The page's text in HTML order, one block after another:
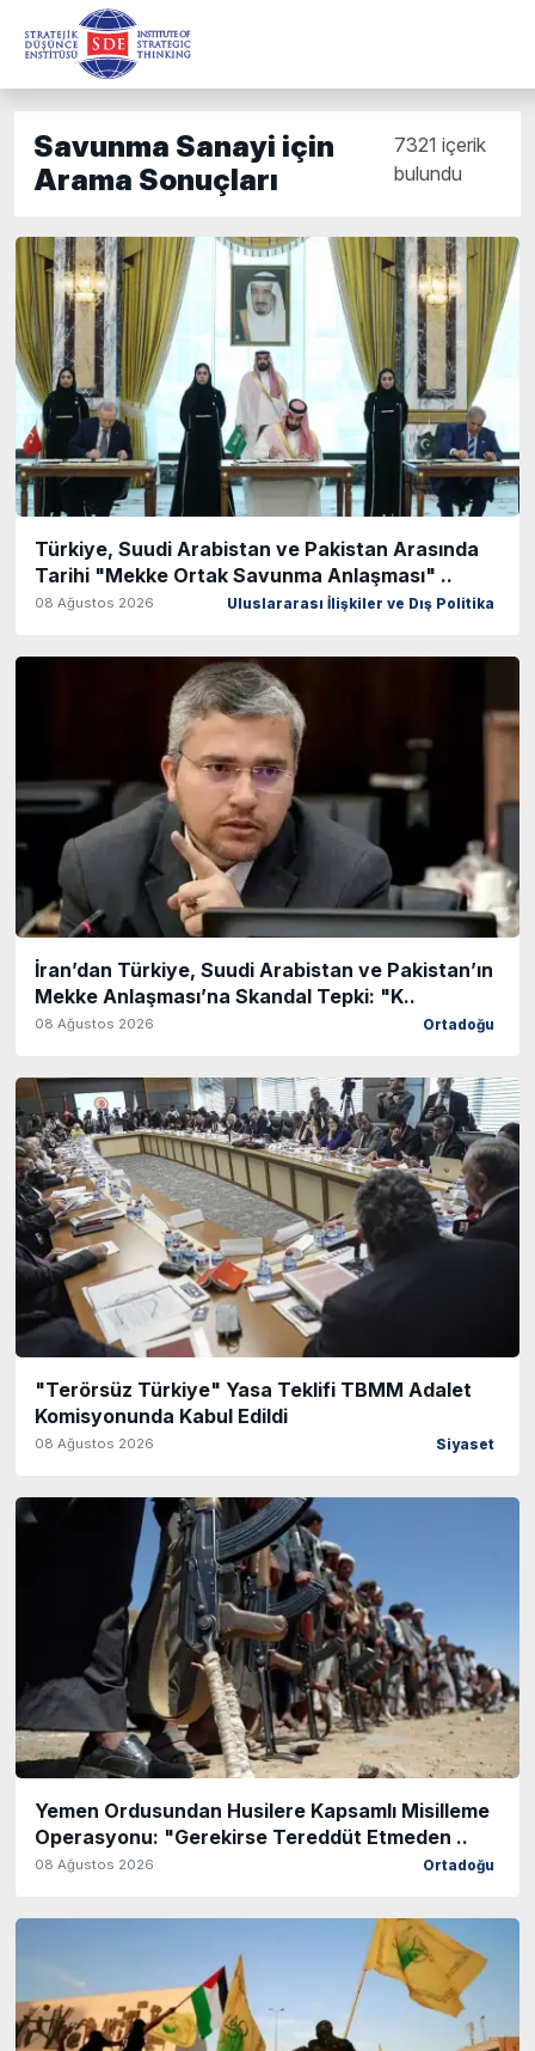
Savunma Sanayi için
Arama Sonuçları
7321 içerik
bulundu
Türkiye, Suudi Arabistan ve Pakistan Arasında
Tarihi "Mekke Ortak Savunma Anlaşması" ..
08 Ağustos 2026 Uluslararası İlişkiler ve Dış Politika
İran’dan Türkiye, Suudi Arabistan ve Pakistan’ın
Mekke Anlaşması’na Skandal Tepki: "K..
08 Ağustos 2026 Ortadoğu
"Terörsüz Türkiye" Yasa Teklifi TBMM Adalet
Komisyonunda Kabul Edildi
08 Ağustos 2026 Siyaset
Yemen Ordusundan Husilere Kapsamlı Misilleme
Operasyonu: "Gerekirse Tereddüt Etmeden ..
08 Ağustos 2026 Ortadoğu